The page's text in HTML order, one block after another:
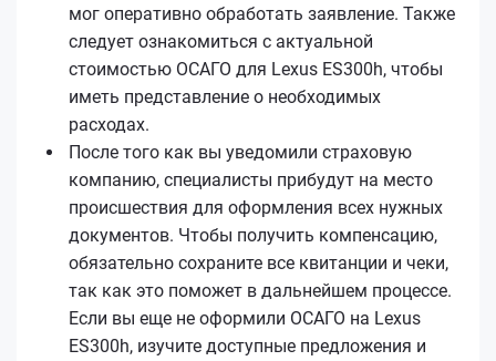
мог оперативно обработать заявление. Также
следует ознакомиться с актуальной
стоимостью ОСАГО для Lexus ES300h, чтобы
иметь представление о необходимых
расходах.
После того как вы уведомили страховую
компанию, специалисты прибудут на место
происшествия для оформления всех нужных
документов. Чтобы получить компенсацию,
обязательно сохраните все квитанции и чеки,
так как это поможет в дальнейшем процессе.
Если вы еще не оформили ОСАГО на Lexus
ES300h, изучите доступные предложения и